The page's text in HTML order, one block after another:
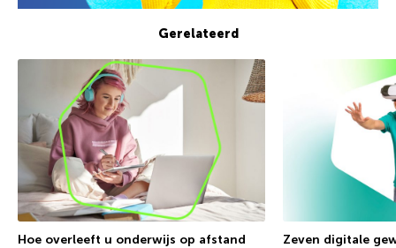
Gerelateerd
Hoe overleeft u onderwijs op afstand Zeven digitale